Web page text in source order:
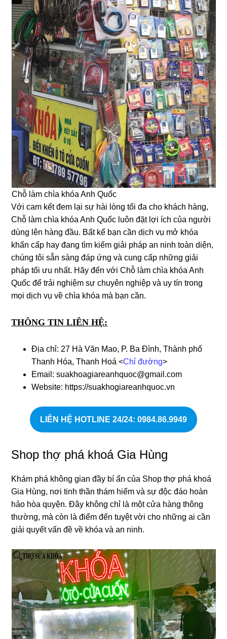
Chỗ làm chìa khóa Anh Quốc
Với cam kết đem lại sự hài lòng tối đa cho khách hàng,
Chỗ làm chìa khóa Anh Quốc luôn đặt lợi ích của người
dùng lên hàng đầu. Bất kể bạn cần dịch vụ mở khóa
khẩn cấp hay đang tìm kiếm giải pháp an ninh toàn diện,
chúng tôi sẵn sàng đáp ứng và cung cấp những giải
pháp tối ưu nhất. Hãy đến với Chỗ làm chìa khóa Anh
Quốc để trải nghiệm sự chuyên nghiệp và uy tín trong
mọi dịch vụ về chìa khóa mà bạn cần.
THÔNG TIN LIÊN HỆ:
Địa chỉ: 27 Hà Văn Mao, P. Ba Đình, Thành phố
Thanh Hóa, Thanh Hoá <Chỉ đường>
Email: suakhoagiareanhquoc@gmail.com
Website: https://suakhogiareanhquoc.vn
LIÊN HỆ HOTLINE 24/24: 0984.86.9949
Shop thợ phá khoá Gia Hùng
Khám phá không gian đầy bí ẩn của Shop thợ phá khoá
Gia Hùng, nơi tinh thần thám hiểm và sự độc đáo hoàn
hảo hòa quyện. Đây không chỉ là một cửa hàng thông
thường, mà còn là điểm đến tuyệt vời cho những ai cần
giải quyết vấn đề về khóa và an ninh.